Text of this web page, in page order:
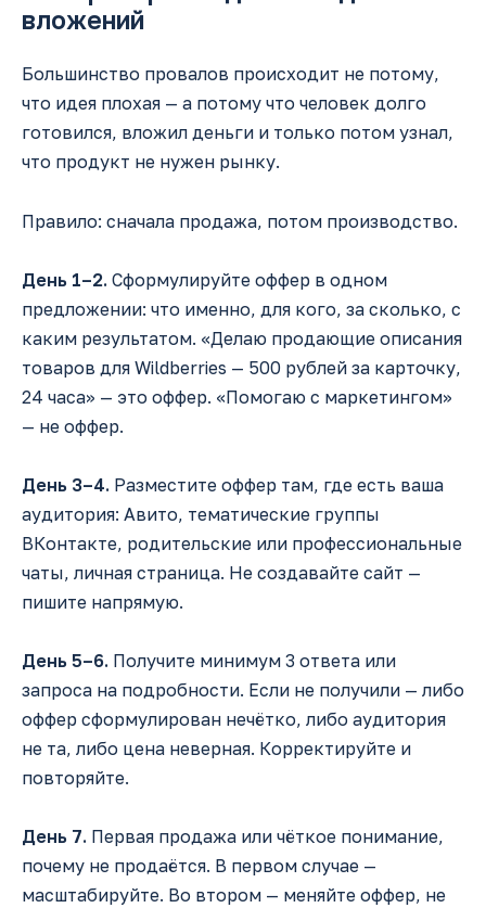
вложений
Большинство провалов происходит не потому,
что идея плохая — а потому что человек долго
готовился, вложил деньги и только потом узнал,
что продукт не нужен рынку.
Правило: сначала продажа, потом производство.
День 1–2. Сформулируйте оффер в одном
предложении: что именно, для кого, за сколько, с
каким результатом. «Делаю продающие описания
товаров для Wildberries — 500 рублей за карточку,
24 часа» — это оффер. «Помогаю с маркетингом»
— не оффер.
День 3–4. Разместите оффер там, где есть ваша
аудитория: Авито, тематические группы
ВКонтакте, родительские или профессиональные
чаты, личная страница. Не создавайте сайт —
пишите напрямую.
День 5–6. Получите минимум 3 ответа или
запроса на подробности. Если не получили — либо
оффер сформулирован нечётко, либо аудитория
не та, либо цена неверная. Корректируйте и
повторяйте.
День 7. Первая продажа или чёткое понимание,
почему не продаётся. В первом случае —
масштабируйте. Во втором — меняйте оффер, не